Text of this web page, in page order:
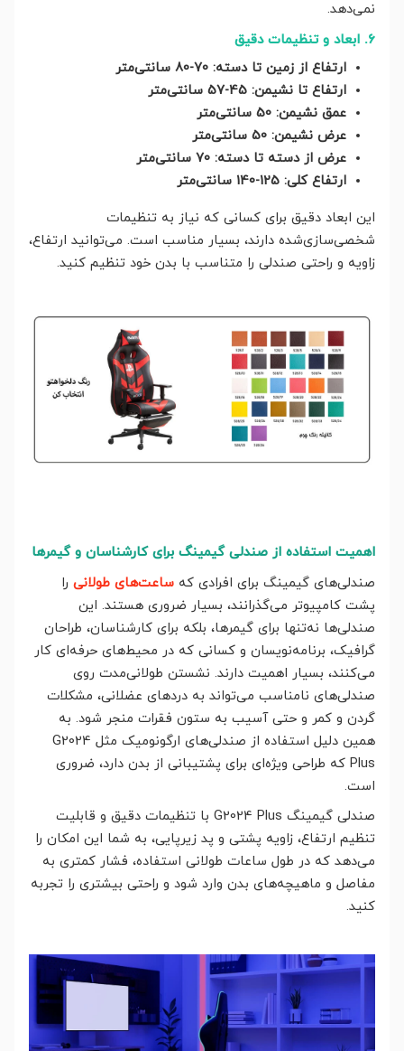
نمی‌دهد.
6. ابعاد و تنظیمات دقیق
ارتفاع از زمین تا دسته: 70-80 سانتی‌متر
ارتفاع تا نشیمن: 45-57 سانتی‌متر
عمق نشیمن: 50 سانتی‌متر
عرض نشیمن: 50 سانتی‌متر
عرض از دسته تا دسته: 70 سانتی‌متر
ارتفاع کلی: 125-140 سانتی‌متر
این ابعاد دقیق برای کسانی که نیاز به تنظیمات
شخصی‌سازی‌شده دارند، بسیار مناسب است. می‌توانید ارتفاع،
زاویه و راحتی صندلی را متناسب با بدن خود تنظیم کنید.
اهمیت استفاده از صندلی گیمینگ برای کارشناسان و گیمرها
صندلی‌های گیمینگ برای افرادی که ساعت‌های طولانی را
پشت کامپیوتر می‌گذرانند، بسیار ضروری هستند. این
صندلی‌ها نه‌تنها برای گیمرها، بلکه برای کارشناسان، طراحان
گرافیک، برنامه‌نویسان و کسانی که در محیط‌های حرفه‌ای کار
می‌کنند، بسیار اهمیت دارند. نشستن طولانی‌مدت روی
صندلی‌های نامناسب می‌تواند به دردهای عضلانی، مشکلات
گردن و کمر و حتی آسیب به ستون فقرات منجر شود. به
همین دلیل استفاده از صندلی‌های ارگونومیک مثل G2024
Plus که طراحی ویژه‌ای برای پشتیبانی از بدن دارد، ضروری
است.
صندلی گیمینگ G2024 Plus با تنظیمات دقیق و قابلیت
تنظیم ارتفاع، زاویه پشتی و پد زیرپایی، به شما این امکان را
می‌دهد که در طول ساعات طولانی استفاده، فشار کمتری به
مفاصل و ماهیچه‌های بدن وارد شود و راحتی بیشتری را تجربه
کنید.